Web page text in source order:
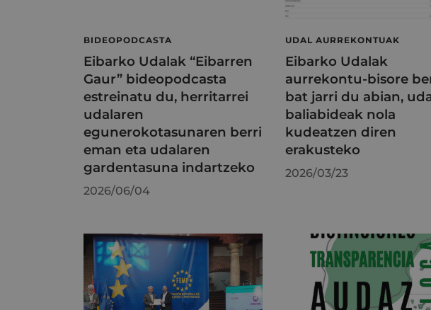
BIDEOPODCASTA
Eibarko Udalak “Eibarren
Gaur” bideopodcasta
estreinatu du, herritarrei
udalaren
egunerokotasunaren berri
eman eta udalaren
gardentasuna indartzeko
2026/06/04
UDAL AURREKONTUAK
Eibarko Udalak
aurrekontu-bisore
bat jarri du abian,
baliabideak nola
kudeatzen diren
erakusteko
2026/03/23